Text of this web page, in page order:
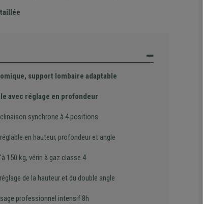
support lombaire adaptable
avec réglage en profondeur
synchrone à 4 positions
en hauteur, profondeur et angle
150 kg, vérin à gaz classe 4
de la hauteur et du double angle
professionnel intensif 8h